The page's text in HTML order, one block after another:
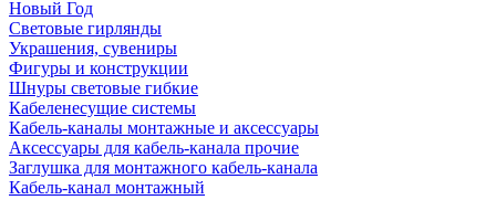
Новый Год
Световые гирлянды
Украшения, сувениры
Фигуры и конструкции
Шнуры световые гибкие
Кабеленесущие системы
Кабель-каналы монтажные и аксессуары
Аксессуары для кабель-канала прочие
Заглушка для монтажного кабель-канала
Кабель-канал монтажный